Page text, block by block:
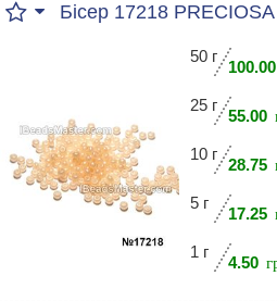
Бісер 17218 PRECIOSA
50 г
100.00
25 г
55.00
10 г
28.75
5 г
17.25
1 г
4.50